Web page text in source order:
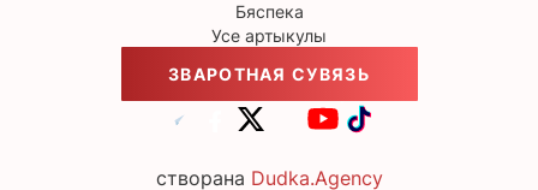
Бяспека
Усе артыкулы
ЗВАРОТНАЯ СУВЯЗЬ
створана Dudka.Agency